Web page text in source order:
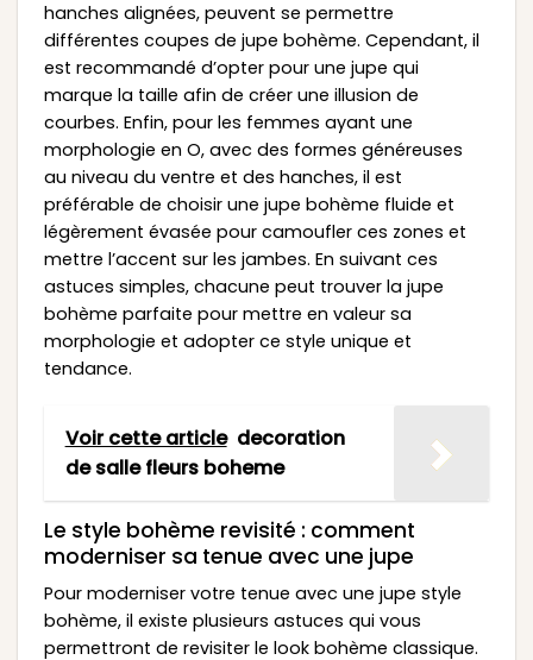
hanches alignées, peuvent se permettre
différentes coupes de jupe bohème. Cependant, il
est recommandé d’opter pour une jupe qui
marque la taille afin de créer une illusion de
courbes. Enfin, pour les femmes ayant une
morphologie en O, avec des formes généreuses
au niveau du ventre et des hanches, il est
préférable de choisir une jupe bohème fluide et
légèrement évasée pour camoufler ces zones et
mettre l’accent sur les jambes. En suivant ces
astuces simples, chacune peut trouver la jupe
bohème parfaite pour mettre en valeur sa
morphologie et adopter ce style unique et
tendance.
Voir cette article decoration
de salle fleurs boheme
Le style bohème revisité : comment
moderniser sa tenue avec une jupe
Pour moderniser votre tenue avec une jupe style
bohème, il existe plusieurs astuces qui vous
permettront de revisiter le look bohème classique.